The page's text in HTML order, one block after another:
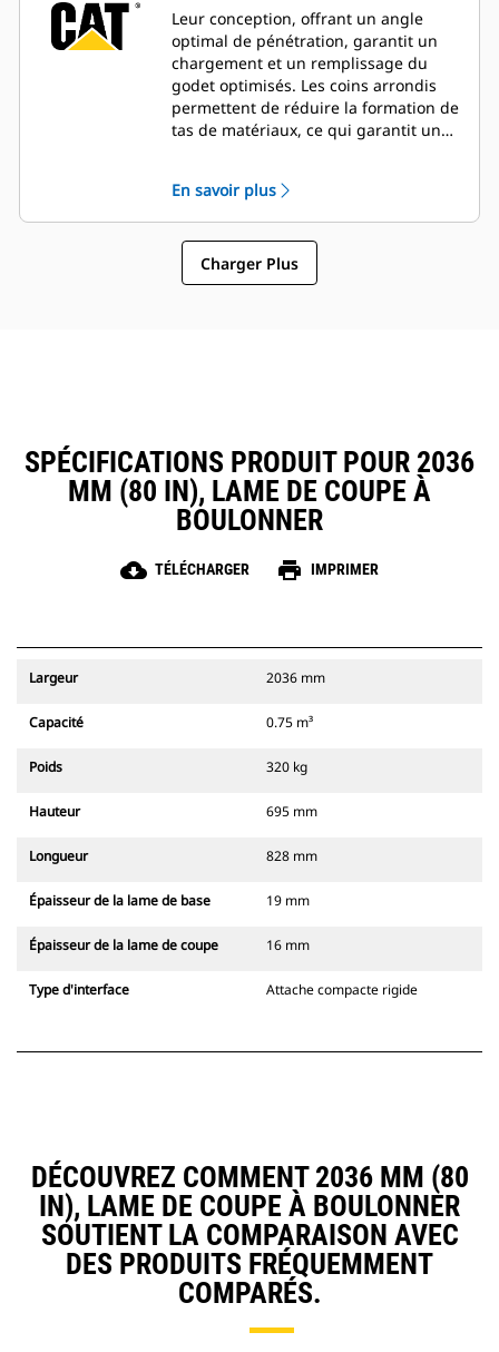
Leur conception, offrant un angle
optimal de pénétration, garantit un
chargement et un remplissage du
godet optimisés. Les coins arrondis
permettent de réduire la formation de
tas de matériaux, ce qui garantit une
En savoir plus
Charger Plus
SPÉCIFICATIONS PRODUIT POUR 2036
MM (80 IN), LAME DE COUPE À
BOULONNER
cloud_download TÉLÉCHARGER print IMPRIMER
Largeur 2036 mm
Capacité 0.75 m³
Poids 320 kg
Hauteur 695 mm
Longueur 828 mm
Épaisseur de la lame de base 19 mm
Épaisseur de la lame de coupe 16 mm
Type d'interface Attache compacte rigide
DÉCOUVREZ COMMENT 2036 MM (80
IN), LAME DE COUPE À BOULONNER
SOUTIENT LA COMPARAISON AVEC
DES PRODUITS FRÉQUEMMENT
COMPARÉS.